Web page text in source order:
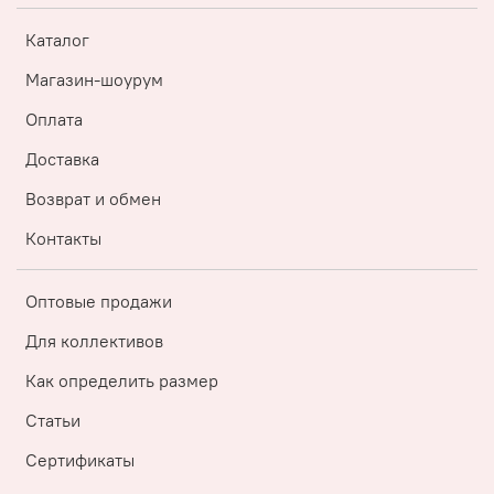
Каталог
Магазин-шоурум
Оплата
Доставка
Возврат и обмен
Контакты
Оптовые продажи
Для коллективов
Как определить размер
Статьи
Сертификаты